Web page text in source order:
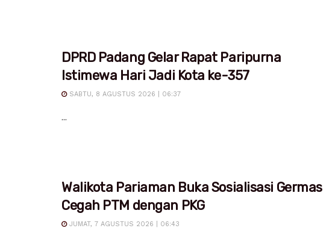
DPRD Padang Gelar Rapat Paripurna
Istimewa Hari Jadi Kota ke-357
SABTU, 8 AGUSTUS 2026 | 06:37
...
Walikota Pariaman Buka Sosialisasi Germas
Cegah PTM dengan PKG
JUMAT, 7 AGUSTUS 2026 | 06:43